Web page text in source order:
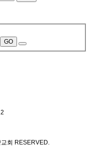
GO
회 RESERVED.